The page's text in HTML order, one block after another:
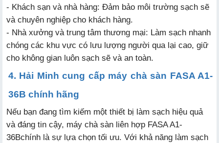
- Khách sạn và nhà hàng: Đảm bảo môi trường sạch sẽ
và chuyên nghiệp cho khách hàng.
- Nhà xưởng và trung tâm thương mại: Làm sạch nhanh
chóng các khu vực có lưu lượng người qua lại cao, giữ
cho không gian luôn sạch sẽ và an toàn.
4. Hải Minh cung cấp máy chà sàn FASA A1-
36B chính hãng
Nếu bạn đang tìm kiếm một thiết bị làm sạch hiệu quả
và đáng tin cậy, máy chà sàn liên hợp FASA A1-
36Bchính là sự lựa chọn tối ưu. Với khả năng làm sạch